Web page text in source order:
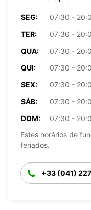
SEG:
07:30 -
TER:
07:30 -
QUA:
07:30 -
QUI:
07:30 -
SEX:
07:30 -
SÁB:
07:30 -
DOM:
07:30 -
Estes horários de
feriados.
+33 (041)